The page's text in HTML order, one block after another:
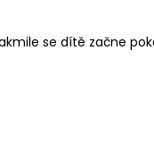
se dítě začne